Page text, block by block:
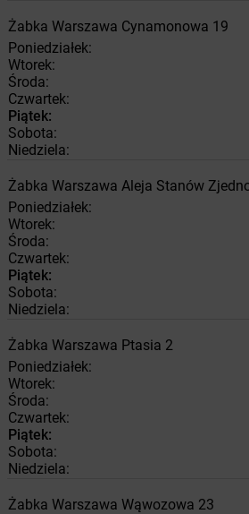
Żabka Warszawa Cynamonowa 19
Poniedziałek:
Wtorek:
Środa:
Czwartek:
Piątek:
Sobota:
Niedziela:
Żabka Warszawa Aleja Stanów
Poniedziałek:
Wtorek:
Środa:
Czwartek:
Piątek:
Sobota:
Niedziela:
Żabka Warszawa Ptasia 2
Poniedziałek:
Wtorek:
Środa:
Czwartek:
Piątek:
Sobota:
Niedziela:
Żabka Warszawa Wąwozowa 23